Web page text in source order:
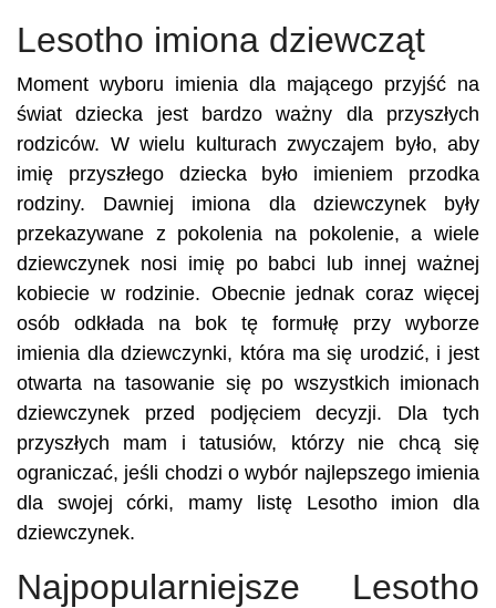
Lesotho imiona dziewcząt
Moment wyboru imienia dla mającego przyjść na
świat dziecka jest bardzo ważny dla przyszłych
rodziców. W wielu kulturach zwyczajem było, aby
imię przyszłego dziecka było imieniem przodka
rodziny. Dawniej imiona dla dziewczynek były
przekazywane z pokolenia na pokolenie, a wiele
dziewczynek nosi imię po babci lub innej ważnej
kobiecie w rodzinie. Obecnie jednak coraz więcej
osób odkłada na bok tę formułę przy wyborze
imienia dla dziewczynki, która ma się urodzić, i jest
otwarta na tasowanie się po wszystkich imionach
dziewczynek przed podjęciem decyzji. Dla tych
przyszłych mam i tatusiów, którzy nie chcą się
ograniczać, jeśli chodzi o wybór najlepszego imienia
dla swojej córki, mamy listę Lesotho imion dla
dziewczynek.
Najpopularniejsze Lesotho